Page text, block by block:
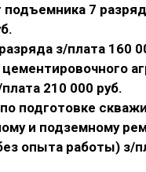
7
з/плата 160
210 000 руб.
подготовке
и подземному
опыта работы) з/